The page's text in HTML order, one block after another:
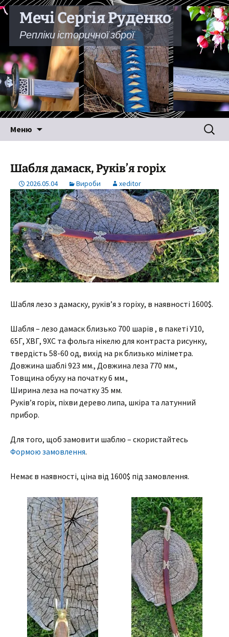
Мечі Сергія Руденко
Репліки історичної зброї
Меню Пошук:
Шабля дамаск, Руків’я горіх
2026.05.04 Вироби xeditor
Шабля лезо з дамаску, руків’я з горіху, в наявності 1600$.
Шабля – лезо дамаск близько 700 шарів , в пакеті У10,
65Г, ХВГ, 9ХС та фольга нікелю для контраста рисунку,
твердість 58-60 од, вихід на рк близько міліметра.
Довжина шаблі 923 мм., Довжина леза 770 мм.,
Товщина обуху на початку 6 мм.,
Ширина леза на початку 35 мм.
Руків’я горіх, піхви дерево липа, шкіра та латунний
прибор.
Для того, щоб замовити шаблю – скористайтесь
Формою замовлення.
Немає в наявності, ціна від 1600$ під замовлення.